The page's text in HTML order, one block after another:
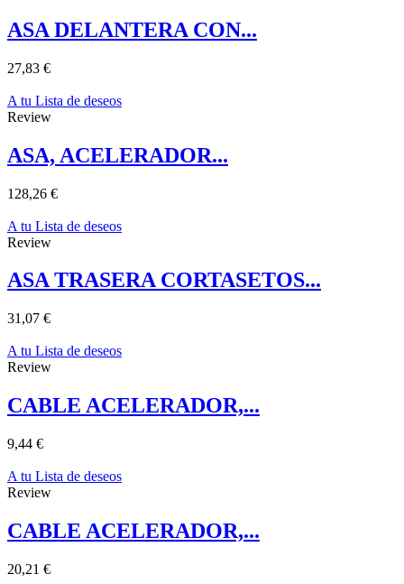
ASA DELANTERA CON...
27,83 €
A tu Lista de deseos
Review
ASA, ACELERADOR...
128,26 €
A tu Lista de deseos
Review
ASA TRASERA CORTASETOS...
31,07 €
A tu Lista de deseos
Review
CABLE ACELERADOR,...
9,44 €
A tu Lista de deseos
Review
CABLE ACELERADOR,...
20,21 €